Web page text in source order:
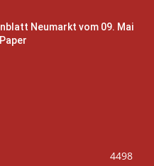
Neumarkt vom 09. Mai
4498